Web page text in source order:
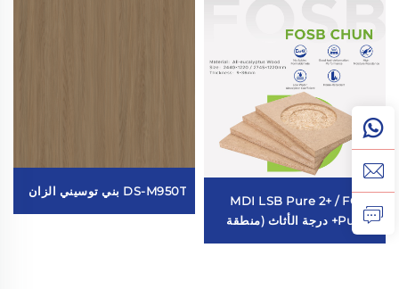
MDI LSB Pure 2+ / FOSB
Pure 2+ درجة الأثاث (منطقة
DS-M950T بني توسيني الزان